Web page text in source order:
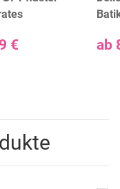
€ ab